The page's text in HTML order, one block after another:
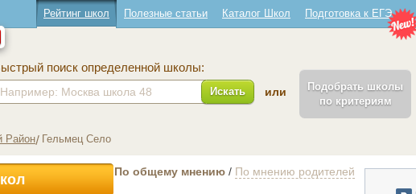
Рейтинг школ Полезные статьи Каталог Школ Подготовка к ЕГЭ
поиск определенной школы:
Искать или
Подобрать школы
по критериям
Район Гельмец Село
По общему мнению / По мнению родителей